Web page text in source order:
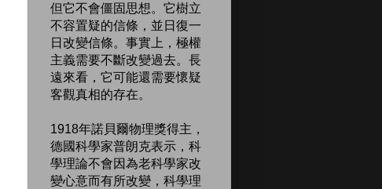
但它不會僵固思想。它樹立
不容置疑的信條，並日復一
日改變信條。事實上，極權
主義需要不斷改變過去。長
遠來看，它可能還需要懷疑
客觀真相的存在。
1918年諾貝爾物理獎得主，
德國科學家普朗克表示，科
學理論不會因為老科學家改
變心意而有所改變，科學理